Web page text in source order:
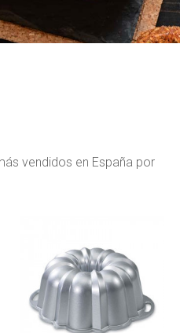
vendidos en España por